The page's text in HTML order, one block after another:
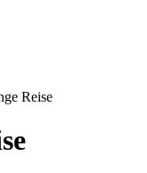
Reise